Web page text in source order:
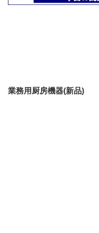
業務用厨房機器(新品)